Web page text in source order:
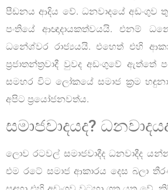
පීඩනය ආදිය වේ. ධනවාදයේ අඩංගුව
පංතියේ ආඥාදායකත්වයයි. එනම්
ධනේශ්වර රාජ්‍යයයි. එහෙත් එහි
ප්‍රජාතන්ත්‍රවාදී වුවද අඩංගුවේ ඇත්තේ
සමහර විට ලෝකයේ සමාජ ක්‍රම හඳුනා
අපිට ප්‍රයෝජනවත්ය.
සමාජවාදයද?
ලොව රටවල් සමාජවාදීද ධනවාදීද
එම රටේ සමාජ ආකාරය දෙස බලා